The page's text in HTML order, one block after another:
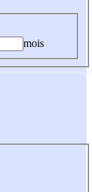
mois